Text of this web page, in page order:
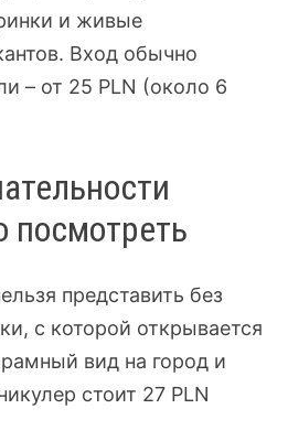
и живые
Вход обычно
– от 25 PLN (около 6
посмотреть
представить без
с которой открывается
вид на город и
стоит 27 PLN